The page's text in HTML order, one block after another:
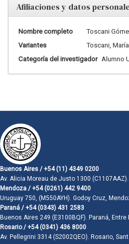
Afiliaciones y datos
Nombre completo
Toscani
Variantes
Toscani,
Categoría del investigador Alumno
Buenos Aires / +54 (11) 4349 0200
Av. Alicia Moreau de Justo 1300 (C1107AAZ).
Mendoza / +54 (0261) 442 9400
Uruguay 750, (M550AYH). Godoy Cruz,
Paraná / +54 (0343) 431 2583
Buenos Aires 249 (E3100BQF). Paraná, Entre
Rosario / +54 (0341) 436 8000
Av. Pellegrini 3314 (S2002QEO). Rosario,